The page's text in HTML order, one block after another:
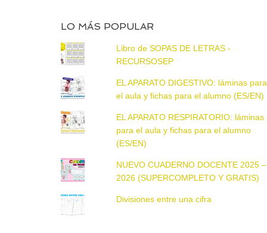
LO MÁS POPULAR
Libro de SOPAS DE LETRAS -
RECURSOSEP
EL APARATO DIGESTIVO: láminas para
el aula y fichas para el alumno (ES/EN)
EL APARATO RESPIRATORIO: láminas
para el aula y fichas para el alumno
(ES/EN)
NUEVO CUADERNO DOCENTE 2025 –
2026 (SUPERCOMPLETO Y GRATIS)
Divisiones entre una cifra